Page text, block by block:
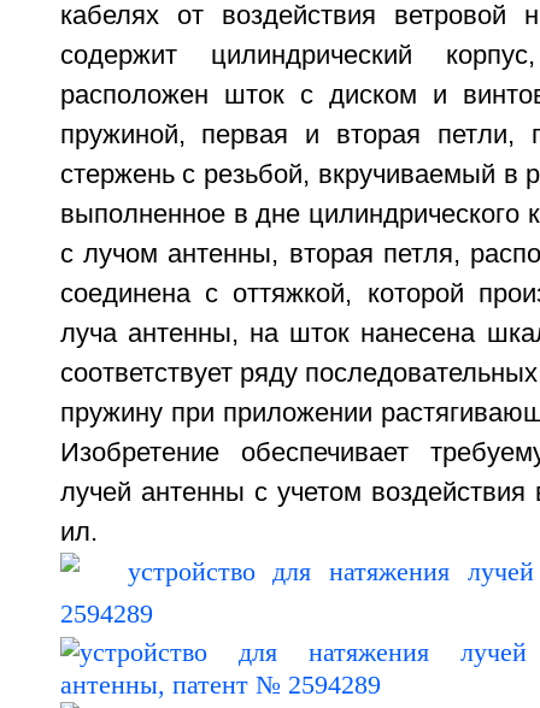
кабелях от воздействия ветровой
содержит цилиндрический
расположен шток с диском и
пружиной, первая и вторая петли,
стержень с резьбой, вкручиваемый в
выполненное в дне цилиндрического
с лучом антенны, вторая петля,
соединена с оттяжкой, которой
луча антенны, на шток нанесена
соответствует ряду
пружину при приложении
Изобретение обеспечивает
лучей антенны с учетом воздействия
ил.